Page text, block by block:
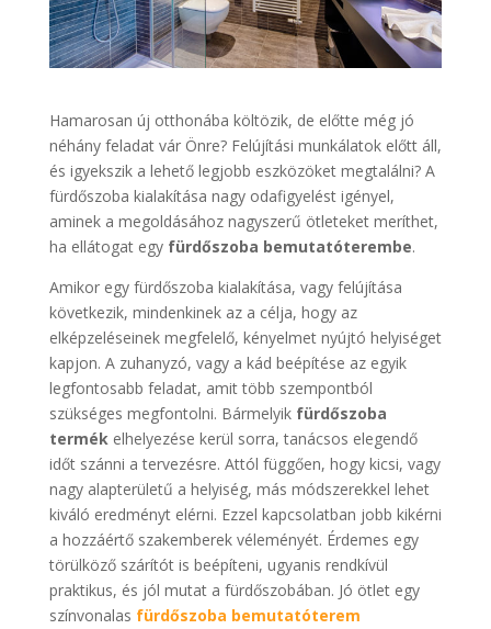
Hamarosan új otthonába költözik, de előtte még jó
néhány feladat vár Önre? Felújítási munkálatok előtt áll,
és igyekszik a lehető legjobb eszközöket megtalálni? A
fürdőszoba kialakítása nagy odafigyelést igényel,
aminek a megoldásához nagyszerű ötleteket meríthet,
ha ellátogat egy fürdőszoba bemutatóterembe.
Amikor egy fürdőszoba kialakítása, vagy felújítása
következik, mindenkinek az a célja, hogy az
elképzeléseinek megfelelő, kényelmet nyújtó helyiséget
kapjon. A zuhanyzó, vagy a kád beépítése az egyik
legfontosabb feladat, amit több szempontból
szükséges megfontolni. Bármelyik fürdőszoba
termékelhelyezése kerül sorra, tanácsos elegendő
időt szánni a tervezésre. Attól függően, hogy kicsi, vagy
nagy alapterületű a helyiség, más módszerekkel lehet
kiváló eredményt elérni. Ezzel kapcsolatban jobb kikérni
a hozzáértő szakemberek véleményét. Érdemes egy
törülköző szárítót is beépíteni, ugyanis rendkívül
praktikus, és jól mutat a fürdőszobában. Jó ötlet egy
színvonalas fürdőszoba bemutatóterem